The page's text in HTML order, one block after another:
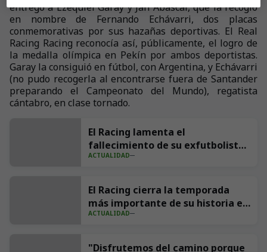
entregó a Ezequiel Garay y Jan Abascal, que la recogió
en nombre de Fernando Echávarri, dos placas
conmemorativas por sus hazañas deportivas. El Real
Racing Racing reconocía así, públicamente, el logro de
la medalla olímpica en Pekín por ambos deportistas.
Garay la consiguió en fútbol, con Argentina, y Echávarri
(no pudo recogerla al encontrarse fuera de Santander
preparando el Campeonato del Mundo), regatista
cántabro, en clase tornado.
El Racing lamenta el
fallecimiento de su exfutbolista
Andrés Parada ‘Suco’
ACTUALIDAD
El Racing cierra la temporada
más importante de su historia en
redes con 539 millones de
ACTUALIDAD
"Disfrutemos del camino porque